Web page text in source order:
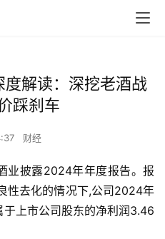
解读：深挖老酒战
踩刹车
财经
业披露2024年年度报告。报
性去化的情况下,公司2024年
上市公司股东的净利润3.46